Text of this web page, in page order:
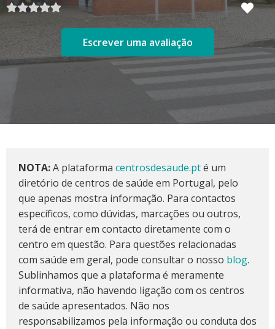
Escrever uma avaliação
NOTA:A plataforma centrosdesaude.pté um
diretório de centros de saúde em Portugal, pelo
que apenas mostra informação. Para contactos
específicos, como dúvidas, marcações ou outros,
terá de entrar em contacto diretamente com o
centro em questão. Para questões relacionadas
com saúde em geral, pode consultar o nosso blog.
Sublinhamos que a plataforma é meramente
informativa, não havendo ligação com os centros
de saúde apresentados. Não nos
responsabilizamos pela informação ou conduta dos